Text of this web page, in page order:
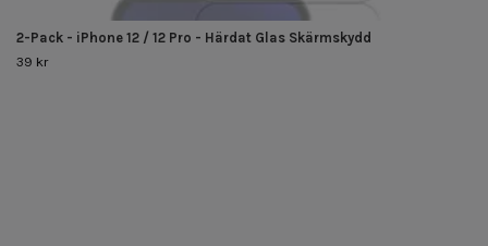
2-Pack - iPhone 12 / 12 Pro - Härdat Glas Skärmskydd
39 kr